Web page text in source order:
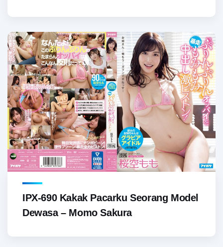
IPX-690 Kakak Pacarku Seorang Model
Dewasa – Momo Sakura